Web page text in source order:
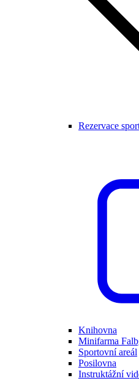
Rezervace
Knihovna
Minifarma
Sportovní areál
Posilovna
Instruktážní